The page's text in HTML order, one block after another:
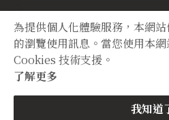
為提供個人化體驗服務，本網
的瀏覽使用訊息。當您使用本
Cookies 技術支援。
了解更多
我知道
定型化契約 隱私權聲
Copyright © 2012 TIAN YUAN